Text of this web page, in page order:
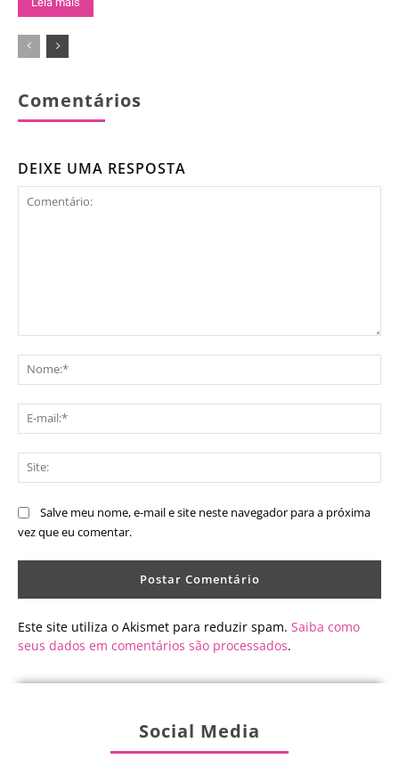
Comentários
DEIXE UMA RESPOSTA
Salve meu nome, e-mail e site neste navegador para a próxima
vez que eu comentar.
Este site utiliza o Akismet para reduzir spam. Saiba como
seus dados em comentários são processados.
Social Media